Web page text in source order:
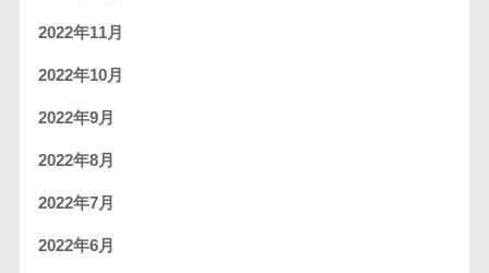
2022年11月
2022年10月
2022年9月
2022年8月
2022年7月
2022年6月